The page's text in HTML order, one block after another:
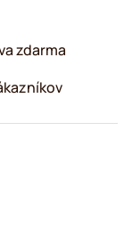
zdarma